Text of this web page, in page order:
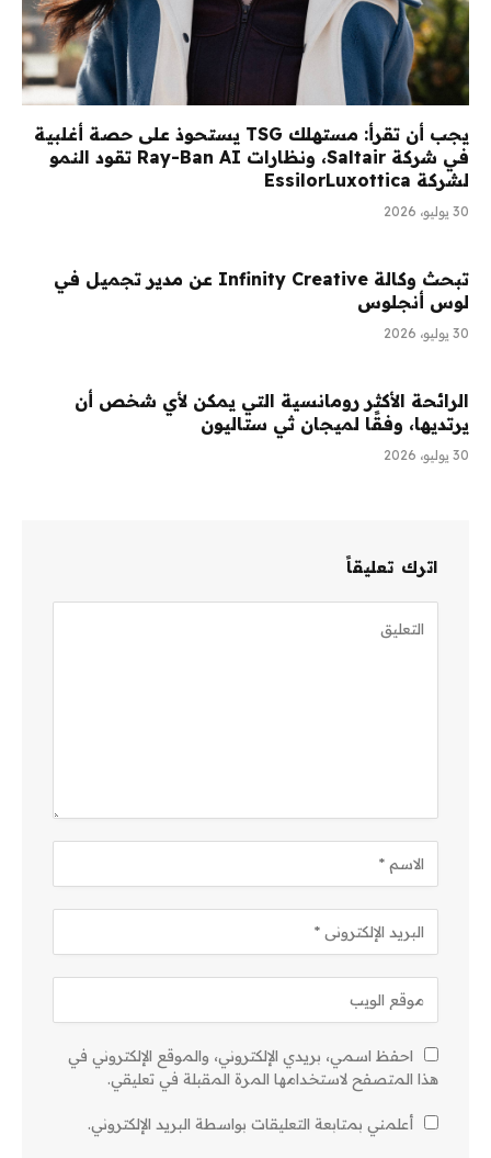
يجب أن تقرأ: مستهلك TSG يستحوذ على حصة أغلبية
في شركة Saltair، ونظارات Ray-Ban AI تقود النمو
لشركة EssilorLuxottica
30 يوليو، 2026
تبحث وكالة Infinity Creative عن مدير تجميل في
لوس أنجلوس
30 يوليو، 2026
الرائحة الأكثر رومانسية التي يمكن لأي شخص أن
يرتديها، وفقًا لميجان ثي ستاليون
30 يوليو، 2026
اترك تعليقاً
احفظ اسمي، بريدي الإلكتروني، والموقع الإلكتروني في
هذا المتصفح لاستخدامها المرة المقبلة في تعليقي.
أعلمني بمتابعة التعليقات بواسطة البريد الإلكتروني.